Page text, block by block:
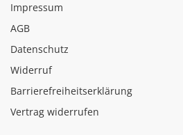
Impressum
AGB
Datenschutz
Widerruf
Barrierefreiheitserklärung
Vertrag widerrufen